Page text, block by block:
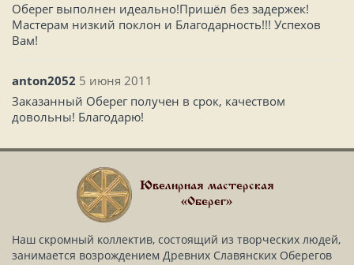
Оберег выполнен идеально!Пришёл без задержек!
Мастерам низкий поклон и Благодарность!!! Успехов
Вам!
anton2052 5 июня 2011
Заказанный Оберег получен в срок, качеством
довольны! Благодарю!
Ювелирная мастерская
«Оберег»
Наш скромный коллектив, состоящий из творческих людей,
занимается возрождением Древних Славянских Оберегов